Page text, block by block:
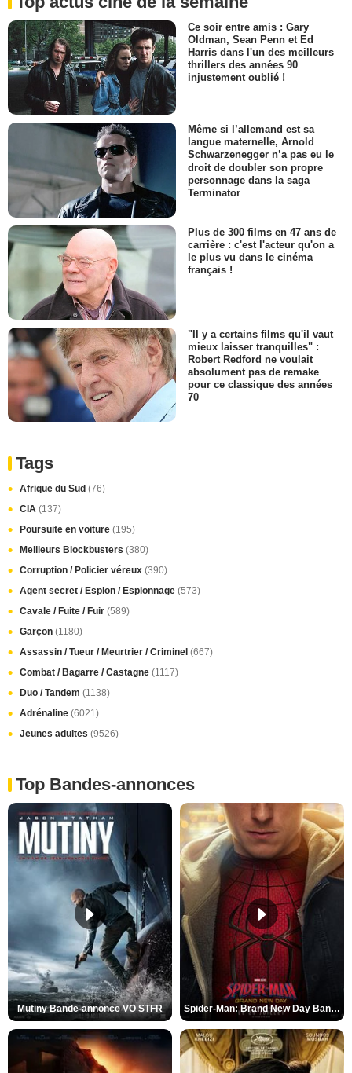
Ce soir entre amis : Gary
Oldman, Sean Penn et Ed
Harris dans l'un des meilleurs
thrillers des années 90
injustement oublié !
Même si l’allemand est sa
langue maternelle, Arnold
Schwarzenegger n’a pas eu le
droit de doubler son propre
personnage dans la saga
Terminator
Plus de 300 films en 47 ans de
carrière : c'est l'acteur qu'on a
le plus vu dans le cinéma
français !
"Il y a certains films qu'il vaut
mieux laisser tranquilles" :
Robert Redford ne voulait
absolument pas de remake
pour ce classique des années
70
Tags
Afrique du Sud (76)
CIA (137)
Poursuite en voiture (195)
Meilleurs Blockbusters (380)
Corruption / Policier véreux (390)
Agent secret / Espion / Espionnage (573)
Cavale / Fuite / Fuir (589)
Garçon (1180)
Assassin / Tueur / Meurtrier / Criminel (667)
Combat / Bagarre / Castagne (1117)
Duo / Tandem (1138)
Adrénaline (6021)
Jeunes adultes (9526)
Top Bandes-annonces
Mutiny Bande-annonce VO STFR Spider-Man: Brand New Day Bande-annonce VO STFR